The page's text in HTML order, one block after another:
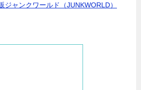
ジャンクワールド（JUNKWORLD）